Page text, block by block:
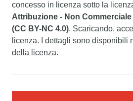
concesso in licenza sotto la
Attribuzione - Non
(CC BY-NC 4.0). Scaricando,
licenza. I dettagli sono disponibili
della licenza.